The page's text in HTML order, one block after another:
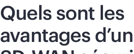
Quels sont les
avantages d’un